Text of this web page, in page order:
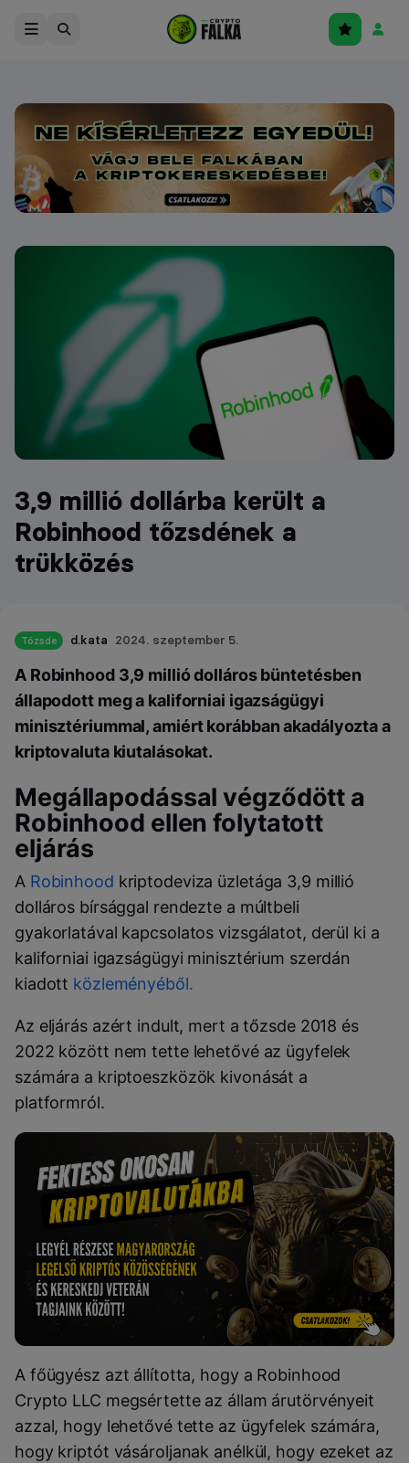
3,9 millió dollárba került a
Robinhood tőzsdének a
trükközés
Tőzsde d.kata 2024. szeptember 5.
A Robinhood 3,9 millió dolláros büntetésben
állapodott meg a kaliforniai igazságügyi
minisztériummal, amiért korábban akadályozta a
kriptovaluta kiutalásokat.
Megállapodással végződött a
Robinhood ellen folytatott
eljárás
A Robinhood kriptodeviza üzletága 3,9 millió
dolláros bírsággal rendezte a múltbeli
gyakorlatával kapcsolatos vizsgálatot, derül ki a
kaliforniai igazságügyi minisztérium szerdán
kiadott közleményéből.
Az eljárás azért indult, mert a tőzsde 2018 és
2022 között nem tette lehetővé az ügyfelek
számára a kriptoeszközök kivonását a
platformról.
A főügyész azt állította, hogy a Robinhood
Crypto LLC megsértette az állam árutörvényeit
azzal, hogy lehetővé tette az ügyfelek számára,
hogy kriptót vásároljanak anélkül, hogy ezeket az